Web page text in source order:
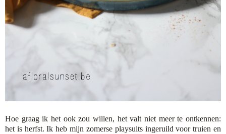
Hoe graag ik het ook zou willen, het valt niet meer te ontkennen:
het is herfst. Ik heb mijn zomerse playsuits ingeruild voor truien en